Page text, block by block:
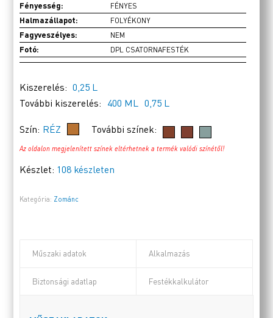
Fényesség: FÉNYES
Halmazállapot: FOLYÉKONY
Fagyveszélyes: NEM
Fotó: DPL CSATORNAFESTÉK
Kiszerelés: 0,25 L
További kiszerelés: 400 ML 0,75 L
Szín: RÉZ További színek:
Az oldalon megjelenített színek eltérhetnek a termék valódi színétől!
Készlet: 108 készleten
Kategória: Zománc
Műszaki adatok Alkalmazás
Biztonsági adatlap Festékkalkulátor